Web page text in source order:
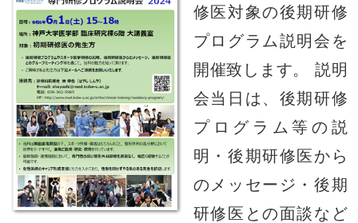
修医対象の後期研修
プログラム説明会を
開催致します。 説明
会当日は、後期研修
プログラム等の説
明・後期研修医から
のメッセージ・後期
研修医との面談など